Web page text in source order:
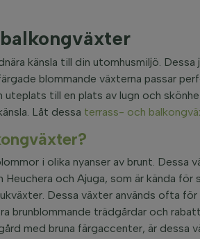
känsla till din utomhusmiljö.
blommande växterna passar
till en plats av lugn och
Låt dessa terrass- och
i olika nyanser av brunt. Dessa
och Ajuga, som är kända
Dessa växter används ofta
brunblommande trädgårdar och
med bruna färgaccenter, är dessa